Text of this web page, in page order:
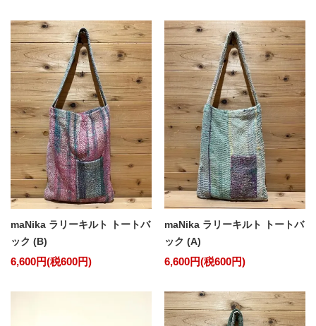
maNika ラリーキルト トートバ
ック (B)
6,600円(税600円)
maNika ラリーキルト トートバ
ック (A)
6,600円(税600円)